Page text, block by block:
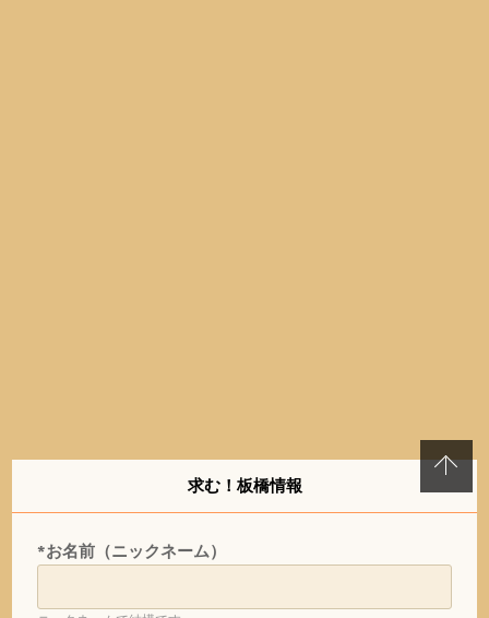
求む！板橋情報
*お名前（ニックネーム）